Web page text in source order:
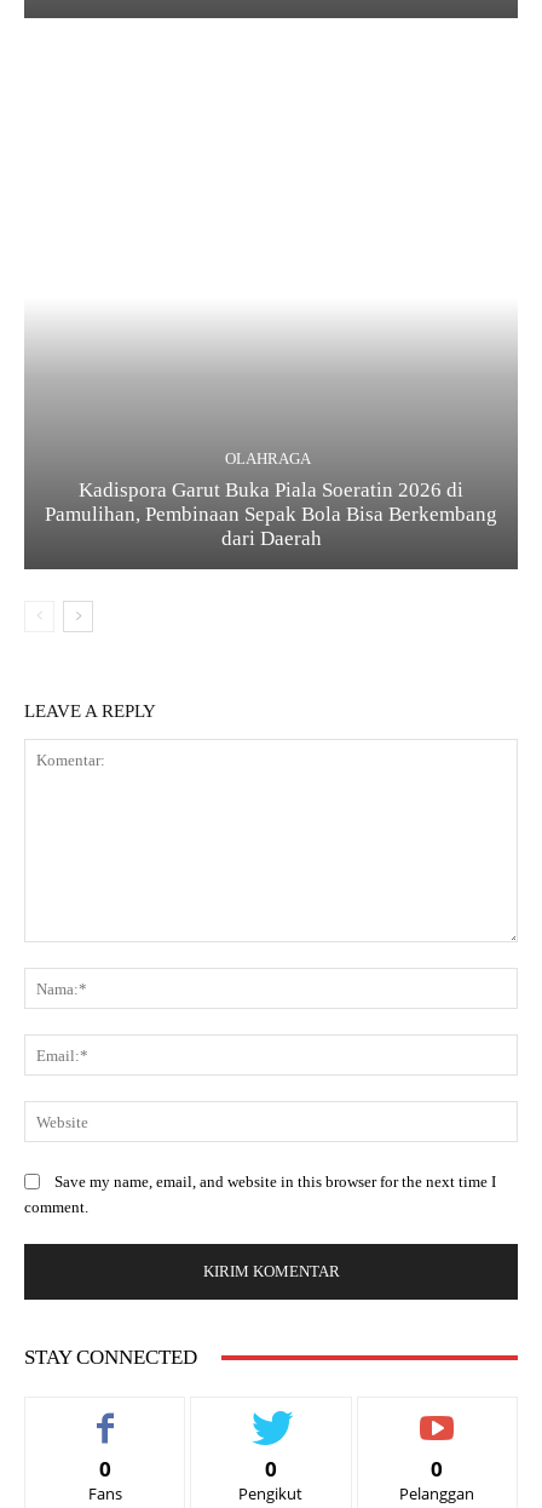
OLAHRAGA
Kadispora Garut Buka Piala Soeratin 2026 di
Pamulihan, Pembinaan Sepak Bola Bisa Berkembang
dari Daerah
LEAVE A REPLY
Save my name, email, and website in this browser for the next time I
comment.
STAY CONNECTED
0
Fans
0
Pengikut
0
Pelanggan